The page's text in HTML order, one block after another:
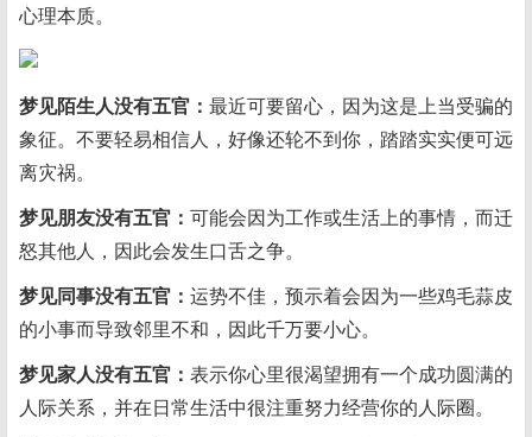
心理本质。
梦见陌生人没有五官： 最近可要留心，因为这是上当受骗的
象征。不要轻易相信人，好像还轮不到你，踏踏实实便可远
离灾祸。
梦见朋友没有五官： 可能会因为工作或生活上的事情，而迁
怒其他人，因此会发生口舌之争。
梦见同事没有五官： 运势不佳，预示着会因为一些鸡毛蒜皮
的小事而导致邻里不和，因此千万要小心。
梦见家人没有五官： 表示你心里很渴望拥有一个成功圆满的
人际关系，并在日常生活中很注重努力经营你的人际圈。